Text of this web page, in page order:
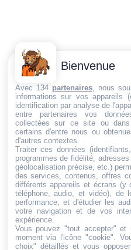
Conditions
générales
de vente
Politique de
cookies
Politique de
confidentialité
Mentions
légales
Conditions de
retour et de
remboursement
Droit de
rétractation
Nous
Email:
Bienvenue
Avec 134 partenaires, nous
informations sur vos appareils
identification par analyse de
entre partenaires vos
collectées sur ce site ou
certains d'entre nous ou
d'autres contextes.
Traiter ces données
programmes de fidélité,
géolocalisation précise, etc.)
des services, contenus, offres
différents appareils et écrans (y
téléphone, audio, et vidéo), de
performance, et d'étudier les
votre navigation et de vos
expérience.
Vous pouvez "tout accepter" et
moment via l'icône "cookie" .
choix" détaillés et vous